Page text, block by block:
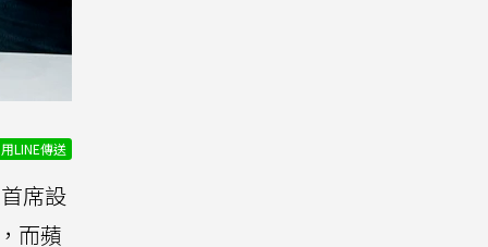
用LINE傳送
席設
而蘋